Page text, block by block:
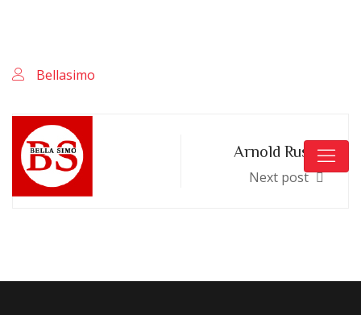
Bellasimo
Arnold Russel
Next post